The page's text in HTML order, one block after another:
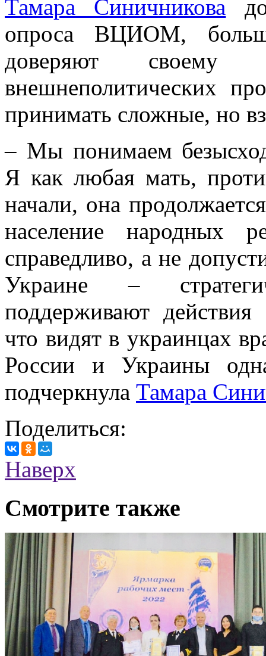
Тамара Синичникова
опроса ВЦИОМ,
доверяют своему
внешнеполитических
принимать сложные, но
– Мы понимаем
Я как любая мать,
начали, она
население народных
справедливо, а не
Украине –
поддерживают
что видят в украинцах
России и Украины
подчеркнула Тамара
Поделиться:
Наверх
Смотрите также